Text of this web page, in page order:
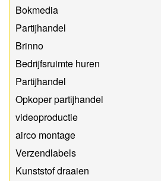
Bokmedia
Partijhandel
Brinno
Bedrijfsruimte huren
Partijhandel
Opkoper partijhandel
videoproductie
airco montage
Verzendlabels
Kunststof draaien